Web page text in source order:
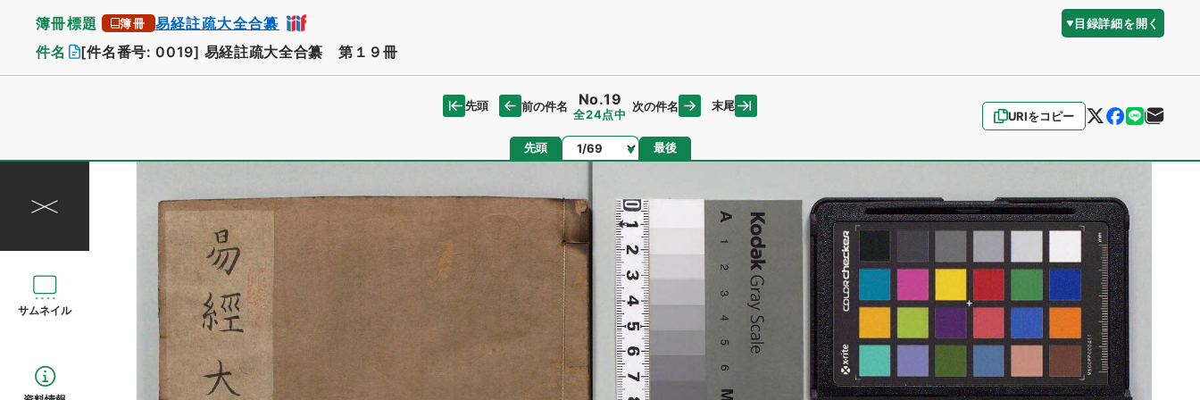
簿冊標題 簿冊 易経註疏大全合纂 目録詳細を開く
件名 [件名番号: 0019] 易経註疏大全合纂 第１９冊
URIをコピー
先頭 前の件名 No.19
全24点中
次の件名 末尾
先頭 ページ 最後
サムネイル